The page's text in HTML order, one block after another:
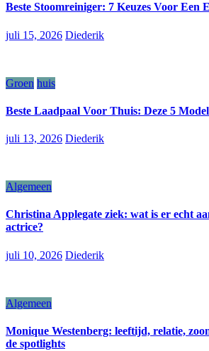
Beste Stoomreiniger: 7 Keuzes Voor Een
juli 15, 2026 Diederik
Groen huis
Beste Laadpaal Voor Thuis: Deze 5
juli 13, 2026 Diederik
Algemeen
Christina Applegate ziek: wat is er echt
actrice?
juli 10, 2026 Diederik
Algemeen
Monique Westenberg: leeftijd, relatie,
de spotlights